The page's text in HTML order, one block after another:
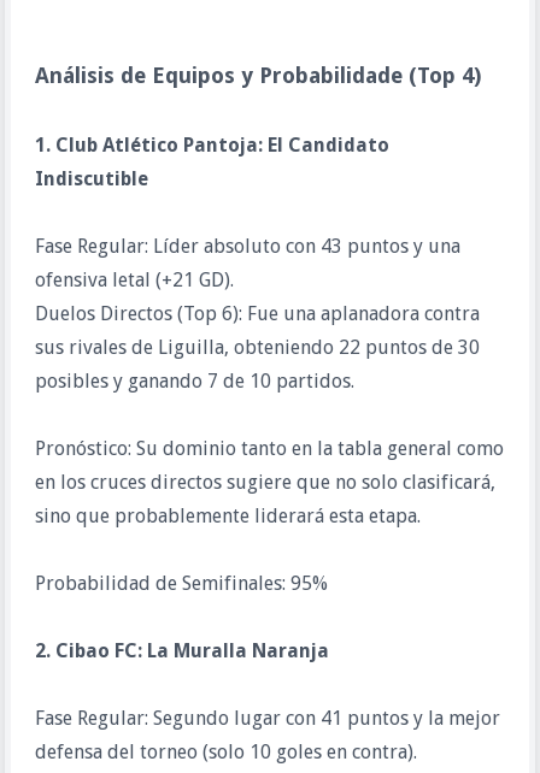
Análisis de Equipos y Probabilidade (Top 4)
1. Club Atlético Pantoja: El Candidato
Indiscutible
Fase Regular: Líder absoluto con 43 puntos y una
ofensiva letal (+21 GD).
Duelos Directos (Top 6): Fue una aplanadora contra
sus rivales de Liguilla, obteniendo 22 puntos de 30
posibles y ganando 7 de 10 partidos.
Pronóstico: Su dominio tanto en la tabla general como
en los cruces directos sugiere que no solo clasificará,
sino que probablemente liderará esta etapa.
Probabilidad de Semifinales: 95%
2. Cibao FC: La Muralla Naranja
Fase Regular: Segundo lugar con 41 puntos y la mejor
defensa del torneo (solo 10 goles en contra).